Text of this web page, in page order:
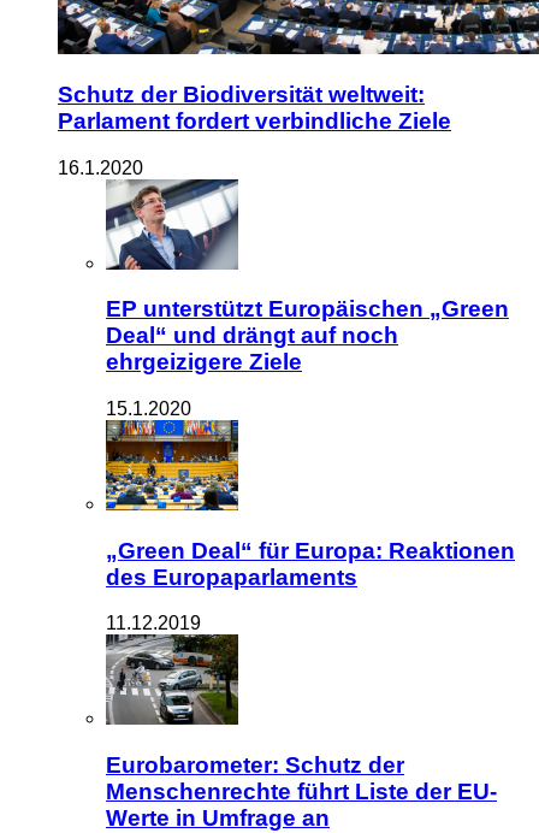
Schutz der Biodiversität weltweit:
Parlament fordert verbindliche Ziele
16.1.2020
EP unterstützt Europäischen „Green
Deal“ und drängt auf noch
ehrgeizigere Ziele
15.1.2020
„Green Deal“ für Europa: Reaktionen
des Europaparlaments
11.12.2019
Eurobarometer: Schutz der
Menschenrechte führt Liste der EU-
Werte in Umfrage an